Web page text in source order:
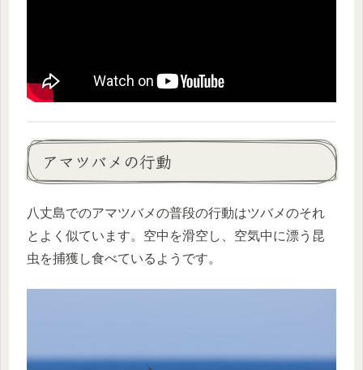
アマツバメの行動
八丈島でのアマツバメの普段の行動はツバメのそれ
とよく似ています。空中を滑空し、空気中に漂う昆
虫を捕獲し食べているようです。